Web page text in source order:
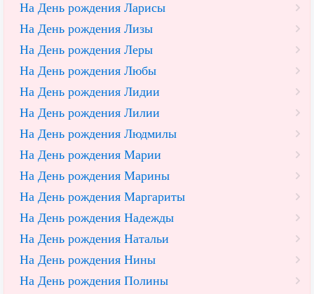
На День рождения Ларисы
На День рождения Лизы
На День рождения Леры
На День рождения Любы
На День рождения Лидии
На День рождения Лилии
На День рождения Людмилы
На День рождения Марии
На День рождения Марины
На День рождения Маргариты
На День рождения Надежды
На День рождения Натальи
На День рождения Нины
На День рождения Полины